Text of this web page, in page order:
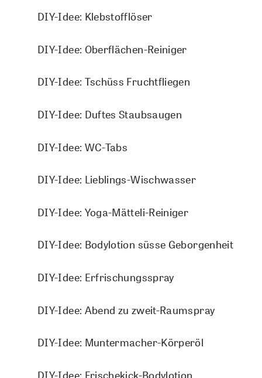
DIY-Idee: Energie-Körperöl
DIY-Idee: Schützender Raumspray
DIY-Idee: Winterzeit-Fussöl
DIY-Idee: Schlaf Gut-Raumspray
DIY-Idee: Muskelfit-Öl
DIY-Idee: Seelenwohl-Duschbad
DIY-Idee: Riechstift Morgenmuffel
DIY-Idee: Bodylotion süsse Geborgenheit
DIY-Idee: Erfrischungsspray
DIY-Idee: Abend zu zweit-Raumspray
DIY-Idee: Muntermacher-Körperöl
DIY-Idee: Frischekick-Bodylotion
DIY-Idee: Klebstofflöser
DIY-Idee: Oberflächen-Reiniger
DIY-Idee: Tschüss Fruchtfliegen
DIY-Idee: Duftes Staubsaugen
DIY-Idee: WC-Tabs
DIY-Idee: Lieblings-Wischwasser
DIY-Idee: Yoga-Mätteli-Reiniger
Lebensglück
Räucherwerk
Ruhe
Verstich mein nicht
Waldbaden
Alle Zutaten gut vermischen. Den Balsam mit einem
Wattestäbchen am Naseneingang auftragen.
DIY-IDEE HERUNTERLADEN